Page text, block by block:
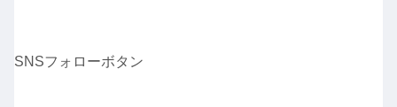
SNSフォローボタン